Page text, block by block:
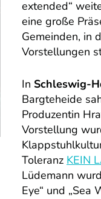
extended“
eine große
Gemeinden, in
Vorstellungen
In Schleswig-
Bargteheide
Produzentin
Vorstellung
Toleranz KEIN
Lüdemann
Eye“ und „Sea